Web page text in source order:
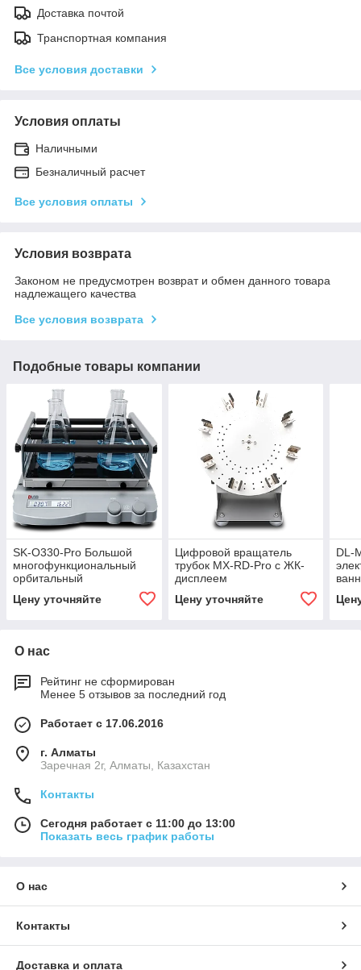
Доставка почтой
Транспортная компания
Все условия доставки
Условия оплаты
Наличными
Безналичный расчет
Все условия оплаты
Условия возврата
Законом не предусмотрен возврат и обмен данного товара
надлежащего качества
Все условия возврата
Подобные товары компании
SK-O330-Pro Большой
многофункциональный
орбитальный
обесцвечивающий шейкер
Цену уточняйте
Цифровой вращатель
трубок MX-RD-Pro с ЖК-
дисплеем
Цену уточняйте
DL-
О нас
Рейтинг не сформирован
Менее 5 отзывов за последний год
Работает с 17.06.2016
г. Алматы
Заречная 2г, Алматы, Казахстан
Контакты
Сегодня работает с 11:00 до 13:00
Показать весь график работы
О нас
Контакты
Доставка и оплата